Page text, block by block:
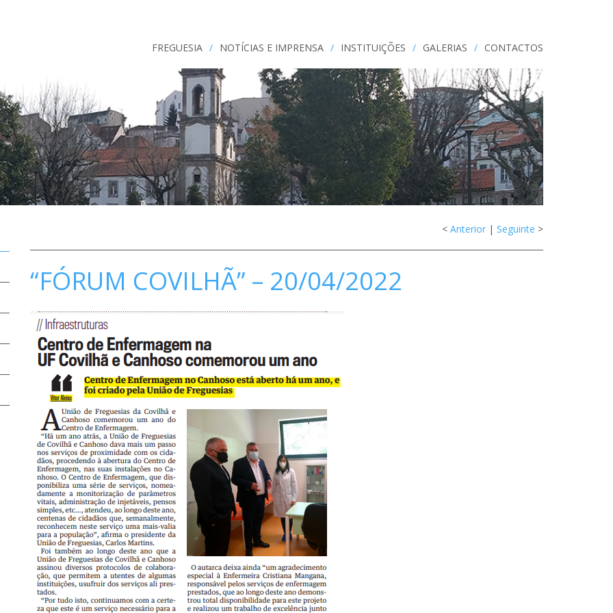
FREGUESIA / NOTÍCIAS E IMPRENSA / INSTITUIÇÕES / GALERIAS / CONTACTOS
< Anterior | Seguinte >
“FÓRUM COVILHÃ” – 20/04/2022